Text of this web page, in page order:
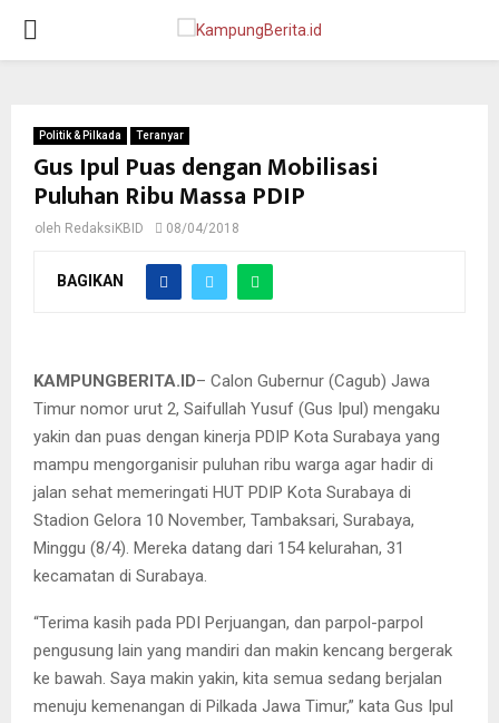
PRIMARY
Politik & Pilkada Teranyar
Gus Ipul Puas dengan Mobilisasi
Puluhan Ribu Massa PDIP
oleh RedaksiKBID 08/04/2018
BAGIKAN
Gus Ipul diarak replika banteng saat hadir di acara Jalan Sehat
KAMPUNGBERITA.ID– Calon Gubernur (Cagub) Jawa
Timur nomor urut 2, Saifullah Yusuf (Gus Ipul) mengaku
yakin dan puas dengan kinerja PDIP Kota Surabaya yang
mampu mengorganisir puluhan ribu warga agar hadir di
jalan sehat memeringati HUT PDIP Kota Surabaya di
Stadion Gelora 10 November, Tambaksari, Surabaya,
Minggu (8/4). Mereka datang dari 154 kelurahan, 31
kecamatan di Surabaya.
“Terima kasih pada PDI Perjuangan, dan parpol-parpol
pengusung lain yang mandiri dan makin kencang bergerak
ke bawah. Saya makin yakin, kita semua sedang berjalan
menuju kemenangan di Pilkada Jawa Timur,” kata Gus Ipul